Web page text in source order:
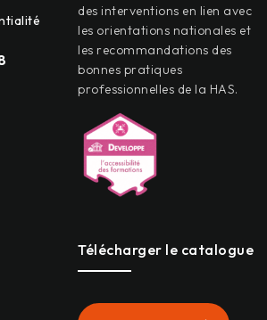
des interventions en lien avec
les orientations nationales et
les recommandations des
bonnes pratiques
professionnelles de la HAS.
Télécharger le catalogue